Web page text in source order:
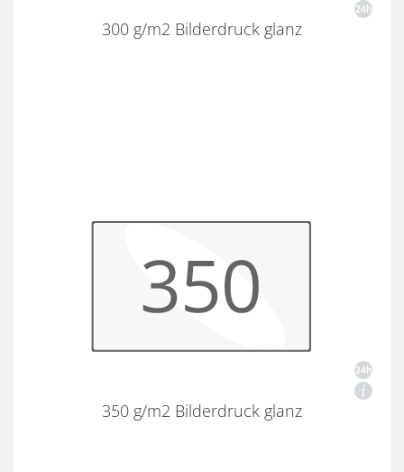
300 g/m2 Bilderdruck glanz
350 g/m2 Bilderdruck glanz